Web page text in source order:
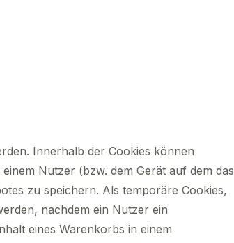
Innerhalb der Cookies können
Nutzer (bzw. dem Gerät auf dem das
zu speichern. Als temporäre Cookies,
nachdem ein Nutzer ein
eines Warenkorbs in einem